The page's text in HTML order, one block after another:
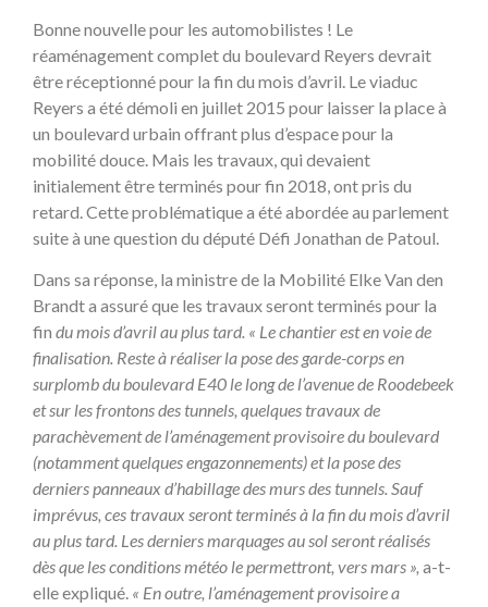
Bonne nouvelle pour les automobilistes ! Le
réaménagement complet du boulevard Reyers devrait
être réceptionné pour la fin du mois d’avril. Le viaduc
Reyers a été démoli en juillet 2015 pour laisser la place à
un boulevard urbain offrant plus d’espace pour la
mobilité douce. Mais les travaux, qui devaient
initialement être terminés pour fin 2018, ont pris du
retard. Cette problématique a été abordée au parlement
suite à une question du député Défi Jonathan de Patoul.
Dans sa réponse, la ministre de la Mobilité Elke Van den
Brandt a assuré que les travaux seront terminés pour la
fin du mois d’avril au plus tard. « Le chantier est en voie de
finalisation. Reste à réaliser la pose des garde-corps en
surplomb du boulevard E40 le long de l’avenue de Roodebeek
et sur les frontons des tunnels, quelques travaux de
parachèvement de l’aménagement provisoire du boulevard
(notamment quelques engazonnements) et la pose des
derniers panneaux d’habillage des murs des tunnels. Sauf
imprévus, ces travaux seront terminés à la fin du mois d’avril
au plus tard. Les derniers marquages au sol seront réalisés
dès que les conditions météo le permettront, vers mars », a-t-
elle expliqué. « En outre, l’aménagement provisoire a